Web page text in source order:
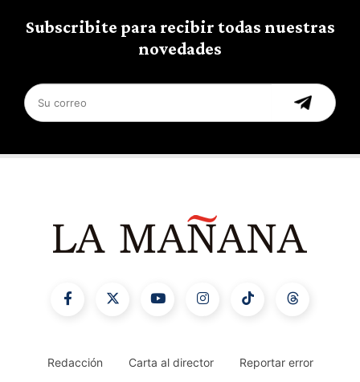
Subscribite para recibir todas nuestras
novedades
Redacción Carta al director Reportar error